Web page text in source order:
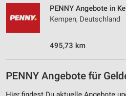
PENNY Angebote in
Kempen, Deutschland
495,73 km
PENNY Angebote für
Performance